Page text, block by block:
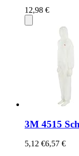
12,98 €
3M 4515
5,12 €6,57 €